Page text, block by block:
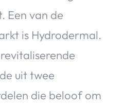
Een van de
is Hydrodermal.
uit twee
die beloof om